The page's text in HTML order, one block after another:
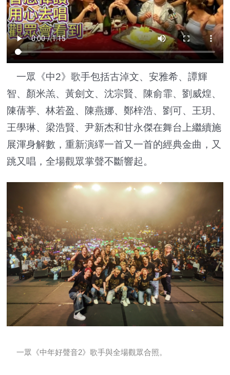
一眾《中2》歌手包括古淖文、安雅希、譚輝
智、顏米羔、黃劍文、沈宗賢、陳俞霏、劉威煌、
陳蒨葶、林若盈、陳燕娜、鄭梓浩、劉可、王玥、
王學琳、梁浩賢、尹新杰和甘永傑在舞台上繼續施
展渾身解數，重新演繹一首又一首的經典金曲，又
跳又唱，全場觀眾掌聲不斷響起。
一眾《中年好聲音2》歌手與全場觀眾合照。